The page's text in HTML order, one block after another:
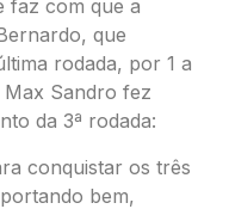
faz com que a
que
rodada, por 1 a
Sandro fez
da 3ª rodada:
conquistar os três
bem,